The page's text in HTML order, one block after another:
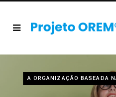
A ORGANIZAÇÃO BASEADA